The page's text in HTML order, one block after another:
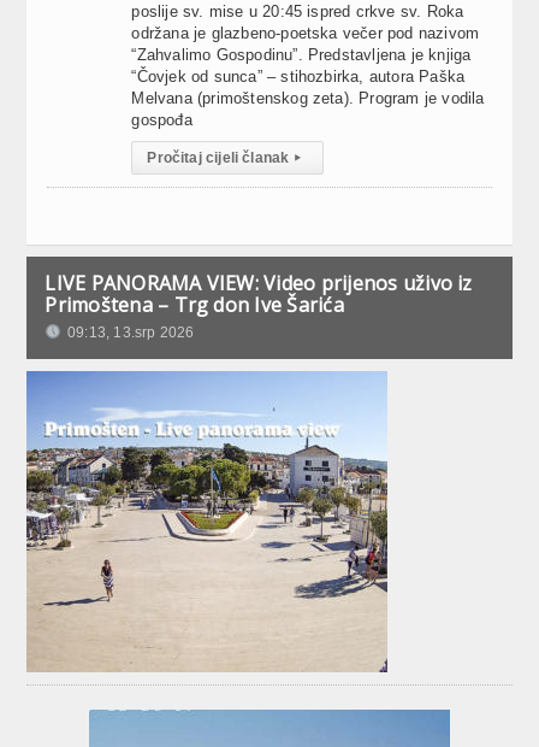
poslije sv. mise u 20:45 ispred crkve sv. Roka
održana je glazbeno-poetska večer pod nazivom
“Zahvalimo Gospodinu”. Predstavljena je knjiga
“Čovjek od sunca” – stihozbirka, autora Paška
Melvana (primoštenskog zeta). Program je vodila
gospođa
Pročitaj cijeli članak ▸
LIVE PANORAMA VIEW: Video prijenos uživo iz
Primoštena – Trg don Ive Šarića
09:13, 13.srp 2026